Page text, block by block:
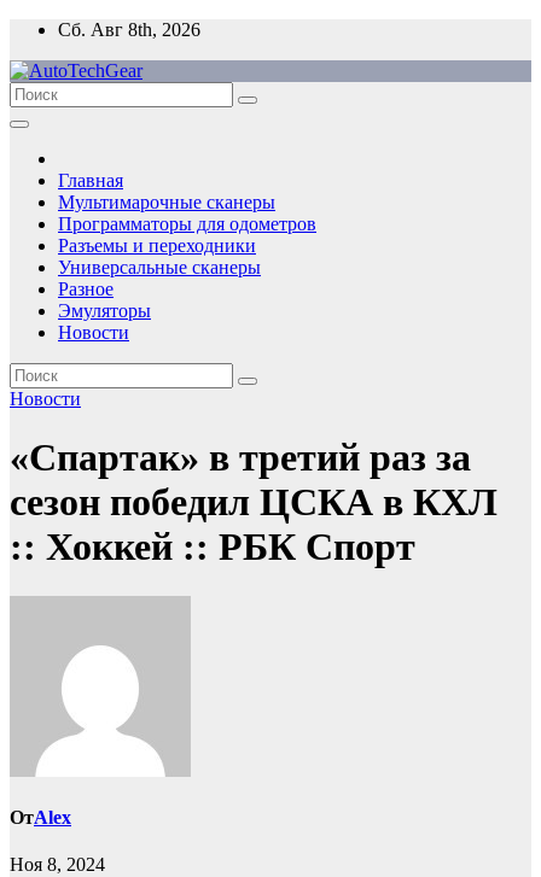
Перейти
содержимому
Сб. Авг 8th, 2026
Главная
Мультимарочные сканеры
Программаторы для одометров
Разъемы и переходники
Универсальные сканеры
Разное
Эмуляторы
Новости
Новости
«Спартак» в третий раз за
сезон победил ЦСКА в КХЛ
:: Хоккей :: РБК Спорт
ОтAlex
Ноя 8, 2024